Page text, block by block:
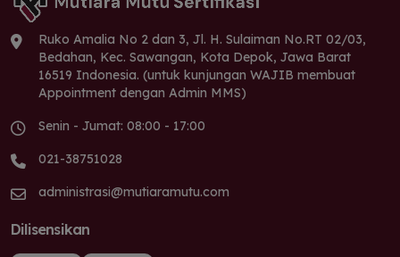
Ruko Amalia No 2 dan 3, Jl. H. Sulaiman No.RT 02/03,
Bedahan, Kec. Sawangan, Kota Depok, Jawa Barat
16519 Indonesia. (untuk kunjungan WAJIB membuat
Appointment dengan Admin MMS)
Senin - Jumat: 08:00 - 17:00
021-38751028
administrasi@mutiaramutu.com
Dilisensikan